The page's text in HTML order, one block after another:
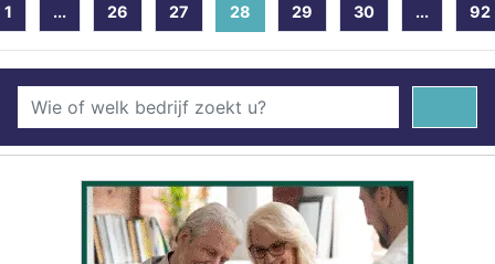
1 ... 26 27 28 (current)
29 30 ... 92